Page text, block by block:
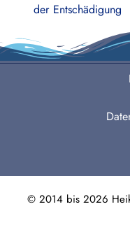
der Entschädigung
© 2014 bis 2026